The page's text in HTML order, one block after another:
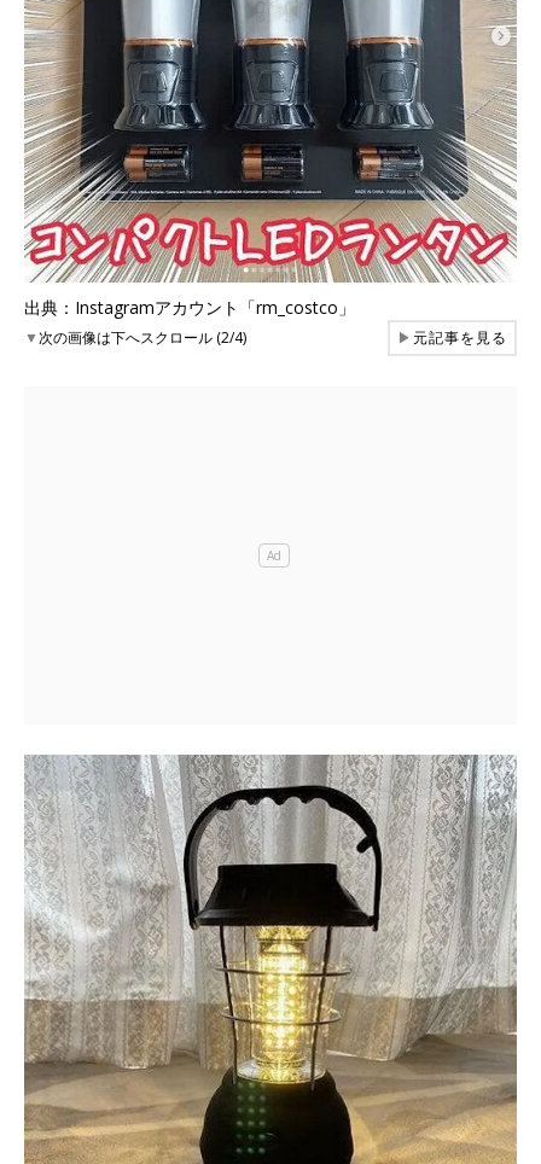
出典：Instagramアカウント「rm_costco」
▼次の画像は下へスクロール (2/4) ▶元記事を見る